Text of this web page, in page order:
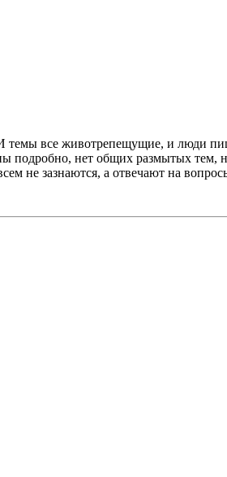
все животрепещущие, и люди
подробно, нет общих размытых тем,
не зазнаются, а отвечают на